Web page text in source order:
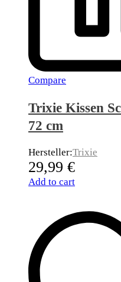
Compare
Trixie Kissen
72 cm
Hersteller:Trixie
29,99 €
Add to cart